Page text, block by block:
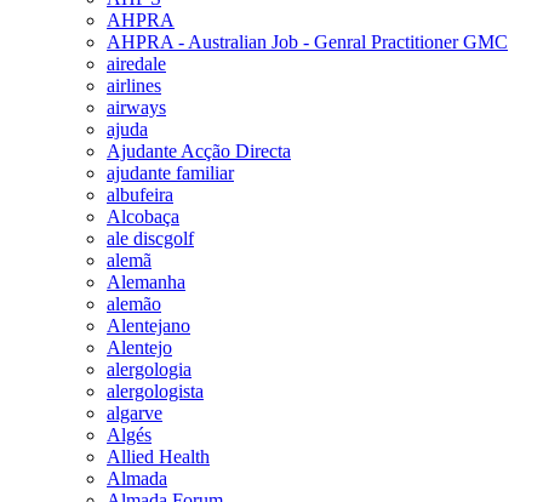
AHPRA
AHPRA - Australian Job - Genral Practitioner GMC
airedale
airlines
airways
ajuda
Ajudante Acção Directa
ajudante familiar
albufeira
Alcobaça
ale discgolf
alemã
Alemanha
alemão
Alentejano
Alentejo
alergologia
alergologista
algarve
Algés
Allied Health
Almada